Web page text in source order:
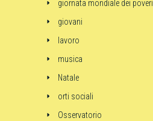
giornata mondiale dei poveri
giovani
lavoro
musica
Natale
orti sociali
Osservatorio